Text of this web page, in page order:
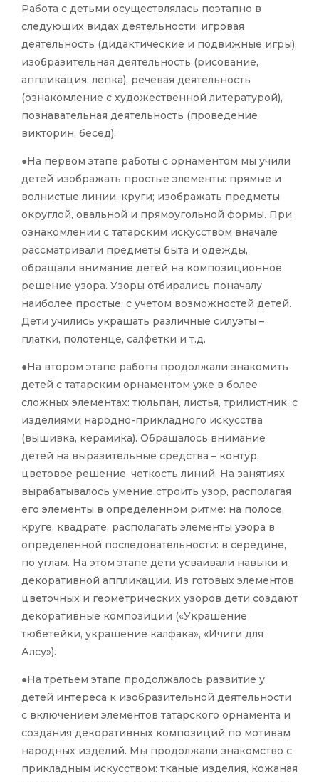
Работа с детьми осуществлялась поэтапно в
следующих видах деятельности: игровая
деятельность (дидактические и подвижные игры),
изобразительная деятельность (рисование,
аппликация, лепка), речевая деятельность
(ознакомление с художественной литературой),
познавательная деятельность (проведение
викторин, бесед).
●На первом этапе работы с орнаментом мы учили
детей изображать простые элементы: прямые и
волнистые линии, круги; изображать предметы
округлой, овальной и прямоугольной формы. При
ознакомлении с татарским искусством вначале
рассматривали предметы быта и одежды,
обращали внимание детей на композиционное
решение узора. Узоры отбирались поначалу
наиболее простые, с учетом возможностей детей.
Дети учились украшать различные силуэты –
платки, полотенце, салфетки и т.д.
●На втором этапе работы продолжали знакомить
детей с татарским орнаментом уже в более
сложных элементах: тюльпан, листья, трилистник, с
изделиями народно-прикладного искусства
(вышивка, керамика). Обращалось внимание
детей на выразительные средства – контур,
цветовое решение, четкость линий. На занятиях
вырабатывалось умение строить узор, располагая
его элементы в определенном ритме: на полосе,
круге, квадрате, располагать элементы узора в
определенной последовательности: в середине,
по углам. На этом этапе дети усваивали навыки и
декоративной аппликации. Из готовых элементов
цветочных и геометрических узоров дети создают
декоративные композиции («Украшение
тюбетейки, украшение калфака», «Ичиги для
Алсу»).
●На третьем этапе продолжалось развитие у
детей интереса к изобразительной деятельности
с включением элементов татарского орнамента и
создания декоративных композиций по мотивам
народных изделий. Мы продолжали знакомство с
прикладным искусством: тканые изделия, кожаная